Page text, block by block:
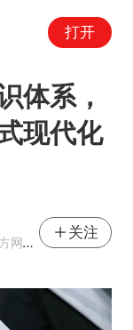
打开
体系，
现代化
易号
关注